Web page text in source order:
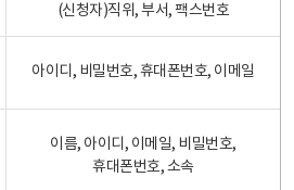
(신청자)직위, 부서, 팩스번호
아이디, 비밀번호, 휴대폰번호, 이메일
이름, 아이디, 이메일, 비밀번호,
휴대폰번호, 소속